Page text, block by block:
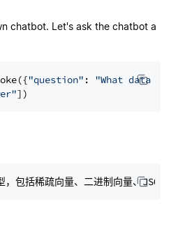
chatbot. Let's ask the chatbot a
"question" : "What data